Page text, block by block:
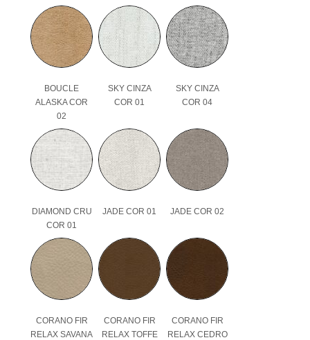
BOUCLE
ALASKA COR
02
SKY CINZA
COR 01
SKY CINZA
COR 04
DIAMOND CRU
COR 01
JADE COR 01 JADE COR 02
CORANO FIR
RELAX SAVANA
CORANO FIR
RELAX TOFFE
CORANO FIR
RELAX CEDRO